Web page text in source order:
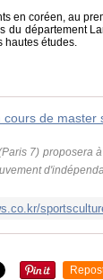
en coréen, au
du département
hautes études.
cours de
7) proposera